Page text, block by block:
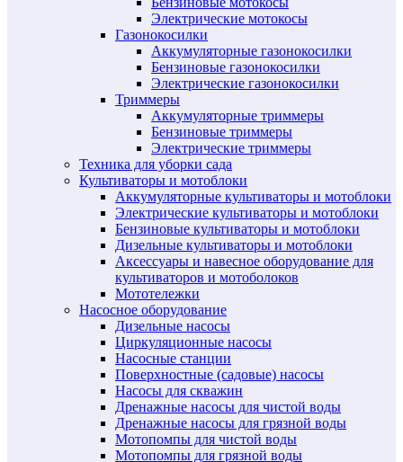
Электрические мотокосы
Газонокосилки
Аккумуляторные газонокосилки
Бензиновые газонокосилки
Электрические газонокосилки
Триммеры
Аккумуляторные триммеры
Бензиновые триммеры
Электрические триммеры
Техника для уборки сада
Культиваторы и мотоблоки
Аккумуляторные культиваторы и мотоблоки
Электрические культиваторы и мотоблоки
Бензиновые культиваторы и мотоблоки
Дизельные культиваторы и мотоблоки
Аксессуары и навесное оборудование для
культиваторов и мотоболоков
Мототележки
Насосное оборудование
Дизельные насосы
Циркуляционные насосы
Насосные станции
Поверхностные (садовые) насосы
Насосы для скважин
Дренажные насосы для чистой воды
Дренажные насосы для грязной воды
Мотопомпы для чистой воды
Мотопомпы для грязной воды